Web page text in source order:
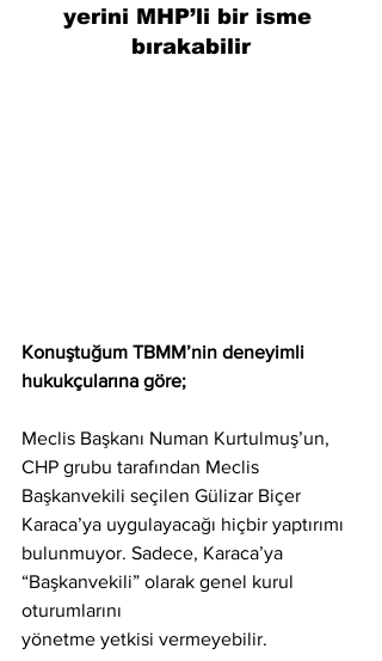
yerini MHP’li bir isme
bırakabilir
Konuştuğum TBMM’nin deneyimli
hukukçularına göre;
Meclis Başkanı Numan Kurtulmuş’un,
CHP grubu tarafından Meclis
Başkanvekili seçilen Gülizar Biçer
Karaca’ya uygulayacağı hiçbir yaptırımı
bulunmuyor. Sadece, Karaca’ya
“Başkanvekili” olarak genel kurul
oturumlarını
yönetme yetkisi vermeyebilir.